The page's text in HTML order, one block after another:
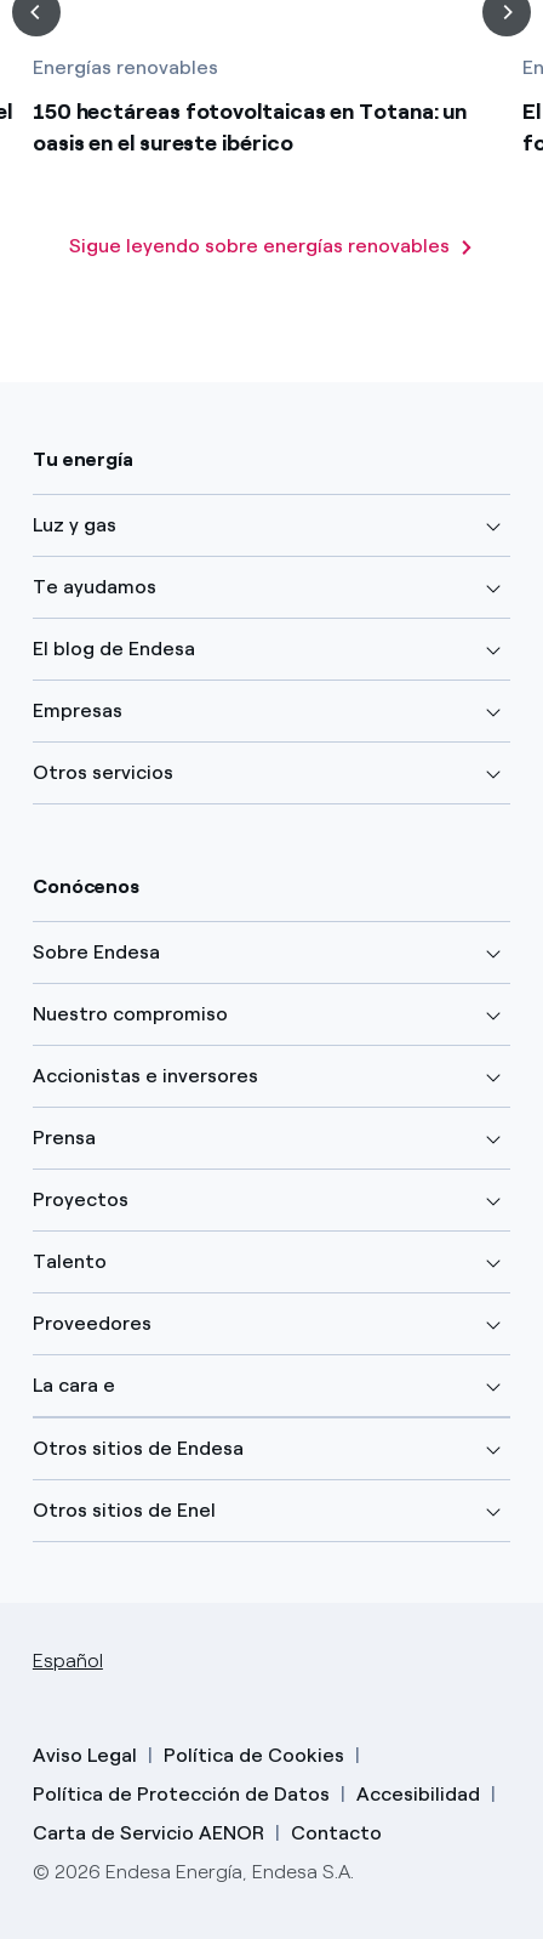
Energías renovables
150 hectáreas fotovoltaicas en Totana: un
oasis en el sureste ibérico
Sigue leyendo sobre energías renovables
Tu energía
Luz y gas
Te ayudamos
El blog de Endesa
Empresas
Otros servicios
Conócenos
Sobre Endesa
Nuestro compromiso
Accionistas e inversores
Prensa
Proyectos
Talento
Proveedores
La cara e
Otros sitios de Endesa
Otros sitios de Enel
Español
Aviso Legal
Política de Cookies
Política de Protección de Datos
Accesibilidad
Carta de Servicio AENOR
Contacto
© 2026 Endesa Energía, Endesa S.A.